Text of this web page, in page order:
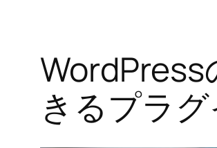
きるプラ